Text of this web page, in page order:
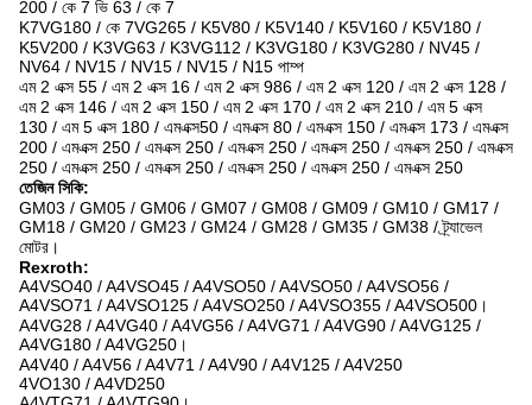
200 / কে 7 ভি 63 / কে 7
K7VG180 / কে 7VG265 / K5V80 / K5V140 / K5V160 / K5V180 /
K5V200 / K3VG63 / K3VG112 / K3VG180 / K3VG280 / NV45 /
NV64 / NV15 / NV15 / NV15 / N15 পাম্প
এম 2 এক্স 55 / এম 2 এক্স 16 / এম 2 এক্স 986 / এম 2 এক্স 120 / এম 2 এক্স 128 /
এম 2 এক্স 146 / এম 2 এক্স 150 / এম 2 এক্স 170 / এম 2 এক্স 210 / এম 5 এক্স
130 / এম 5 এক্স 180 / এমএক্স50 / এমএক্স 80 / এমএক্স 150 / এমএক্স 173 / এমএক্স
200 / এমএক্স 250 / এমএক্স 250 / এমএক্স 250 / এমএক্স 250 / এমএক্স 250 / এমএক্স
250 / এমএক্স 250 / এমএক্স 250 / এমএক্স 250 / এমএক্স 250 / এমএক্স 250
তেজিন সিকি:
GM03 / GM05 / GM06 / GM07 / GM08 / GM09 / GM10 / GM17 /
GM18 / GM20 / GM23 / GM24 / GM28 / GM35 / GM38 / ট্র্যাভেল
মোটর।
Rexroth:
A4VSO40 / A4VSO45 / A4VSO50 / A4VSO50 / A4VSO56 /
A4VSO71 / A4VSO125 / A4VSO250 / A4VSO355 / A4VSO500।
A4VG28 / A4VG40 / A4VG56 / A4VG71 / A4VG90 / A4VG125 /
A4VG180 / A4VG250।
A4V40 / A4V56 / A4V71 / A4V90 / A4V125 / A4V250
4VO130 / A4VD250